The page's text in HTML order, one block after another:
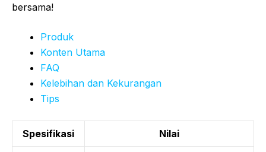
bersama!
Produk
Konten Utama
FAQ
Kelebihan dan Kekurangan
Tips
Spesifikasi Nilai